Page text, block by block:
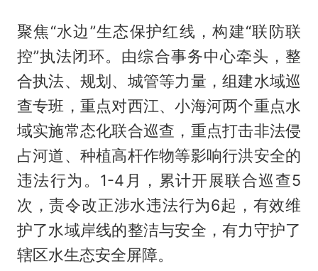
聚焦“水边”生态保护红线，构建“联防联
控”执法闭环。由综合事务中心牵头，整
合执法、规划、城管等力量，组建水域巡
查专班，重点对西江、小海河两个重点水
域实施常态化联合巡查，重点打击非法侵
占河道、种植高杆作物等影响行洪安全的
违法行为。1-4月，累计开展联合巡查5
次，责令改正涉水违法行为6起，有效维
护了水域岸线的整洁与安全，有力守护了
辖区水生态安全屏障。